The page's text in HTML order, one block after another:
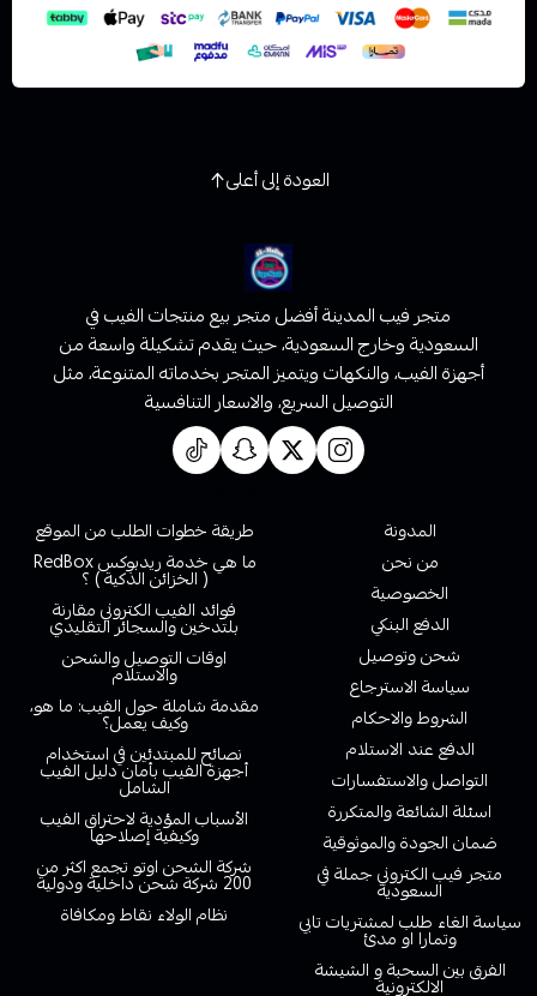
العودة إلى أعلى
متجر فيب المدينة أفضل متجر بيع منتجات الفيب في
السعودية وخارج السعودية، حيث يقدم تشكيلة واسعة من
أجهزة الفيب، والنكهات ويتميز المتجر بخدماته المتنوعة، مثل
التوصيل السريع، والاسعار التنافسية
المدونة
من نحن
الخصوصية
الدفع البنكي
شحن وتوصيل
سياسة الاسترجاع
الشروط والاحكام
الدفع عند الاستلام
التواصل والاستفسارات
اسئلة الشائعة والمتكررة
ضمان الجودة والموثوقية
متجر فيب الكتروني جملة في
السعودية
سياسة الغاء طلب لمشتريات تابي
وتمارا او مدئ
الفرق بين السحبة و الشيشة
الالكترونية
طريقة خطوات الطلب من الموقع
ما هي خدمة ريدبوكس RedBox
( الخزائن الذكية ) ؟
فوائد الفيب الكتروني مقارنة
بلتدخين والسجائر التقليدي
اوقات التوصيل والشحن
والاستلام
مقدمة شاملة حول الفيب: ما هو،
وكيف يعمل؟
نصائح للمبتدئين في استخدام
أجهزة الفيب بأمان دليل الفيب
الشامل
الأسباب المؤدية لاحتراق الفيب
وكيفية إصلاحها
شركة الشحن اوتو تجمع اكثر من
200 شركة شحن داخلية ودولية
نظام الولاء نقاط ومكافاة